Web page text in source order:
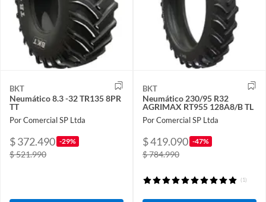
BKT
Neumático 8.3 -32 TR135 8PR
TT
Por Comercial SP Ltda
$ 372.490 -29%
$ 521.990
BKT
Neumático 230/95 R32
AGRIMAX RT955 128A8/B TL
Por Comercial SP Ltda
$ 419.090 -47%
$ 784.990
(1)